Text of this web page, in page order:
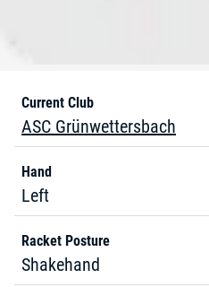
Current Club
ASC Grünwettersbach
Hand
Left
Racket Posture
Shakehand